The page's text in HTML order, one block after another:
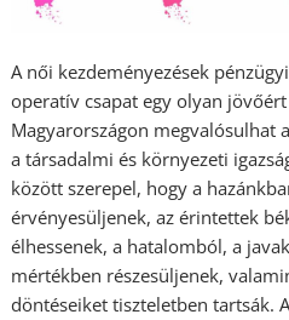
A női kezdeményezések
operatív csapat egy olyan
Magyarországon megvalósulhat
a társadalmi és környezeti
között szerepel, hogy a
érvényesüljenek, az érintettek
élhessenek, a hatalomból, a
mértékben részesüljenek,
döntéseiket tiszteletben tartsák.